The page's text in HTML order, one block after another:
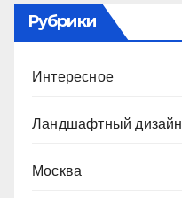
Рубрики
Интересное
Ландшафтный дизайн
Москва